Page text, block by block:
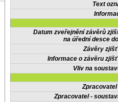
Text
Datum zveřejnění závěrů
na úřední desce
Závěry
Informace o závěru
Vliv na
Zpracovatel -